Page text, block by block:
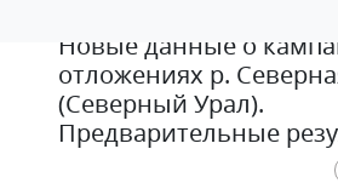
Новые данные о
отложениях р.
(Северный Урал).
Предварительные